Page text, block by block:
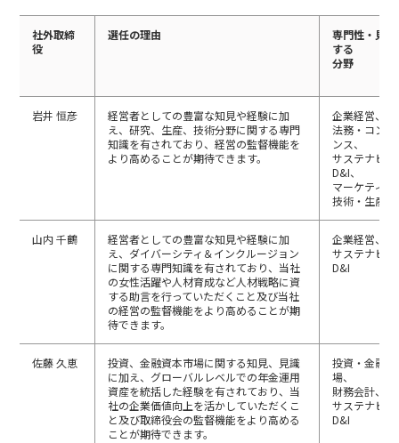
社外取締
役
選任の理由
専門性・見
する
分野
岩井 恒彦
経営者としての豊富な知見や経験に加
え、研究、生産、技術分野に関する専門
知識を有されており、経営の監督機能を
より高めることが期待できます。
企業経営、
法務・コン
ンス、
サステナビリ
D&I、
マーケティン
技術・生産
山内 千鶴
経営者としての豊富な知見や経験に加
え、ダイバーシティ＆インクルージョン
に関する専門知識を有されており、当社
の女性活躍や人材育成など人材戦略に資
する助言を行っていただくこと及び当社
の経営の監督機能をより高めることが期
待できます。
企業経営、
サステナビリ
D&I
佐藤 久恵
投資、金融資本市場に関する知見、見識
に加え、グローバルレベルでの年金運用
資産を統括した経験を有されており、当
社の企業価値向上を活かしていただくこ
と及び取締役会の監督機能をより高める
ことが期待できます。
投資・金融資
場、
財務会計、
サステナビリ
D&I